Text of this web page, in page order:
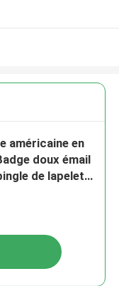
américaine en
doux émail
de lapelet